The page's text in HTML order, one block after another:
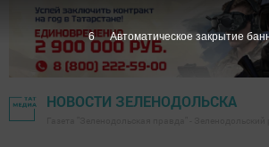
НОВОСТИ ЗЕЛЕНОДОЛЬСКА
5 Автоматическое закрытие